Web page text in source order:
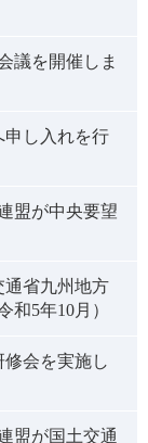
議を開催しま
申し入れを行
盟が中央要望
通省九州地方
和5年10月）
修会を実施し
盟が国土交通